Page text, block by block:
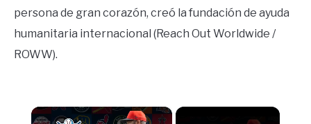
persona de gran corazón, creó la fundación de ayuda
humanitaria internacional (Reach Out Worldwide /
ROWW).
×